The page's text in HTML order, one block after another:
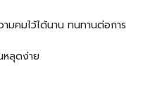
คมไว้ได้นาน ทนทานต่อการ
หลุดง่าย